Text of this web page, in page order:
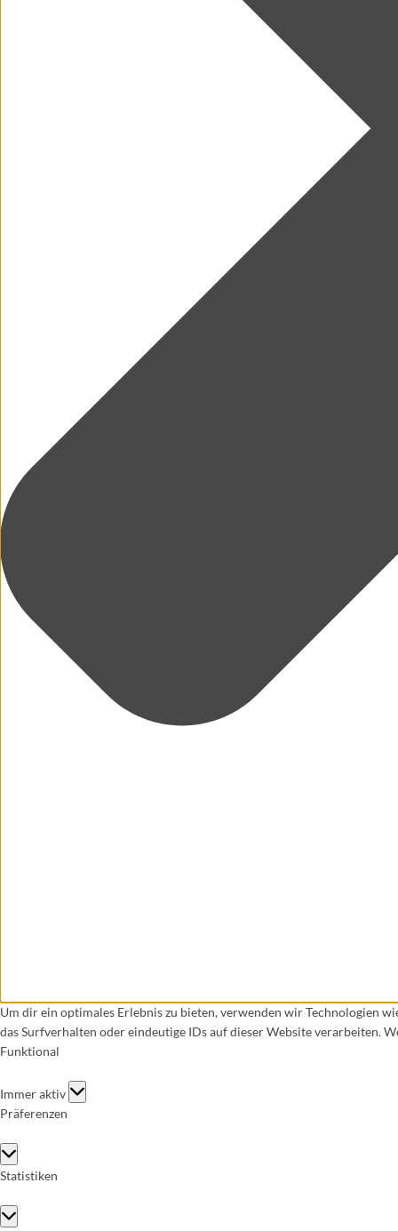
Um dir ein optimales Erlebnis zu bieten, verwenden wir Technologien
das Surfverhalten oder eindeutige IDs auf dieser Website verarbeiten.
Funktional
Funktional
Immer aktiv
Präferenzen
Präferenzen
Statistiken
Statistiken